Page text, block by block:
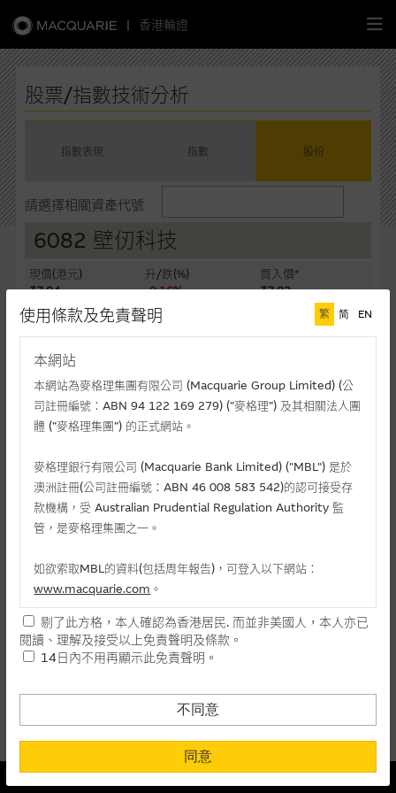
| 香港輪證
牛熊證
選股攻略
中資股票專頁
麥格理投資教室
關於我們
股票/指數技術分析
指數表現 指數 股份
請選擇相關資產代號
6082 壁仞科技
現價(港元)
37.84
升/跌(%)
-0.16%
買入價*
37.82
賣出價*
37.84
成交額(千元)
491,816
最後更新時間: 06-08-2026 15:10 (十五分鐘延遲)
相關圖表
相關認股證/牛熊證
認購 認沽 牛證
編號 相關資產 行使價 價格 升/跌(%)
15829 壁仞科技(認購) 45.678 0.165
- 0.60
29411
壁仞科技(認購) 66.666
06-08-2026 15:10 (15分鐘延遲)
使用條款及免責聲明 繁 简 EN
本網站
本網站為麥格理集團有限公司 (Macquarie Group Limited) (公
司註冊編號：ABN 94 122 169 279) (”麥格理”) 及其相關法人團
體 (”麥格理集團”) 的正式網站。
麥格理銀行有限公司 (Macquarie Bank Limited) ("MBL") 是於
澳洲註冊(公司註冊編號：ABN 46 008 583 542)的認可接受存
款機構，受 Australian Prudential Regulation Authority 監
管，是麥格理集團之一。
如欲索取MBL的資料(包括周年報告)，可登入以下網站：
www.macquarie.com 。
本網站所載資料會隨時更改，而不作另行通知，如閣下欲取麥格
理的資料，可直接聯絡本集團職員。
民使用，並不提供或發售予美國人。本網站內容無意要約或唆使
閣下購買證券、基金單位或其他投資工具(不論在參考條款上或在
其他地方)，但清楚表明上述意圖的個別段落則屬例外。
提供網站內容的基準 – 使用時請考慮個人風險
剔了此方格，本人確認為香港居民. 而並非美國人，本人亦已
閱讀、理解及接受以上免責聲明及條款。
14日內不用再顯示此免責聲明。
不同意
同意